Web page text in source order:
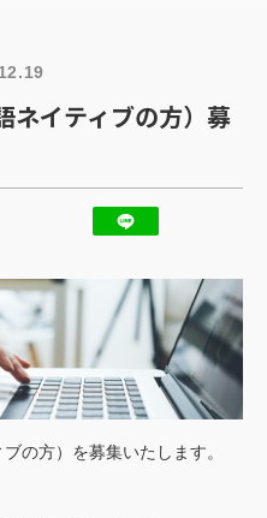
ネイティブの方）募
の方）を募集いたします。